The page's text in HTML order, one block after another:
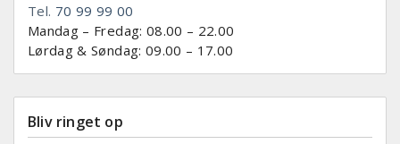
Tel. 70 99 99 00
Mandag – Fredag: 08.00 – 22.00
Lørdag & Søndag: 09.00 – 17.00
Bliv ringet op